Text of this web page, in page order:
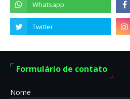
Formulário de contato
Nome